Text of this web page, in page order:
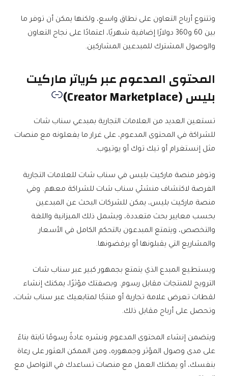
وتتنوع أرباح التعاون على نطاق واسع، ولكنها يمكن أن توفر ما
بين 60 و360 دولارًا إضافية شهريًا، اعتمادًا على نجاح التعاون
والوصول المشترك للمبدعين المشاركين.
المحتوى المدعوم عبر كرياتر ماركيت
بليس (Creator Marketplace)
تستعين العديد من العلامات التجارية بمبدعي سناب شات
للشراكة في المحتوى المدعوم، على غرار ما يفعلونه مع منصات
مثل إنستغرام أو تيك توك أو يوتيوب.
وتوفر منصة ماركيت بليس في سناب شات للعلامات التجارية
الفرصة لاكتشاف منشئي سناب شات للشراكة معهم. وفي
منصة ماركيت بليس، يمكن للشركات البحث عن المبدعين
بحسب معايير بحث متعددة، ويشمل ذلك الميزانية واللغة
والتخصص، ويتمتع المبدعون بالتحكم الكامل في الأسعار
والمشاريع التي يقبلونها أو يرفضونها.
ويستطيع المبدع الذي يتمتع بجمهور كبير عبر سناب شات
الترويج للمنتجات مقابل رسوم. وبصفتك مؤثرًا، يمكنك إنشاء
لقطات تعرض علامة تجارية أو منتجًا لمتابعيك عبر سناب شات،
وتحصل على أرباح مقابل ذلك.
ويتضمن إنشاء المحتوى المدعوم ونشره عادةً رسومًا ثابتة بناءً
على مدى وصول المؤثر وجمهوره، ومن الممكن العثور على رعاة
بنفسك، أو يمكنك العمل مع منصات تساعدك في التواصل مع